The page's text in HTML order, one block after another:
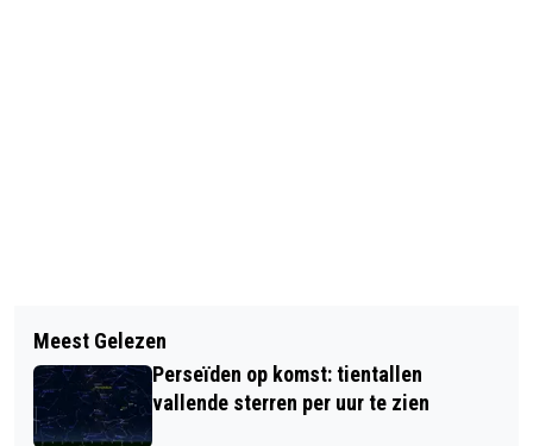
DEZE TIEN WOORDEN STRIJDEN OM
WOORD VAN HET JAAR
RELLEN IN FERGUSON NA BESLUIT
JURY OM AGENT NIET TE VERVOLGEN
Meest Gelezen
Perseïden op komst: tientallen
vallende sterren per uur te zien